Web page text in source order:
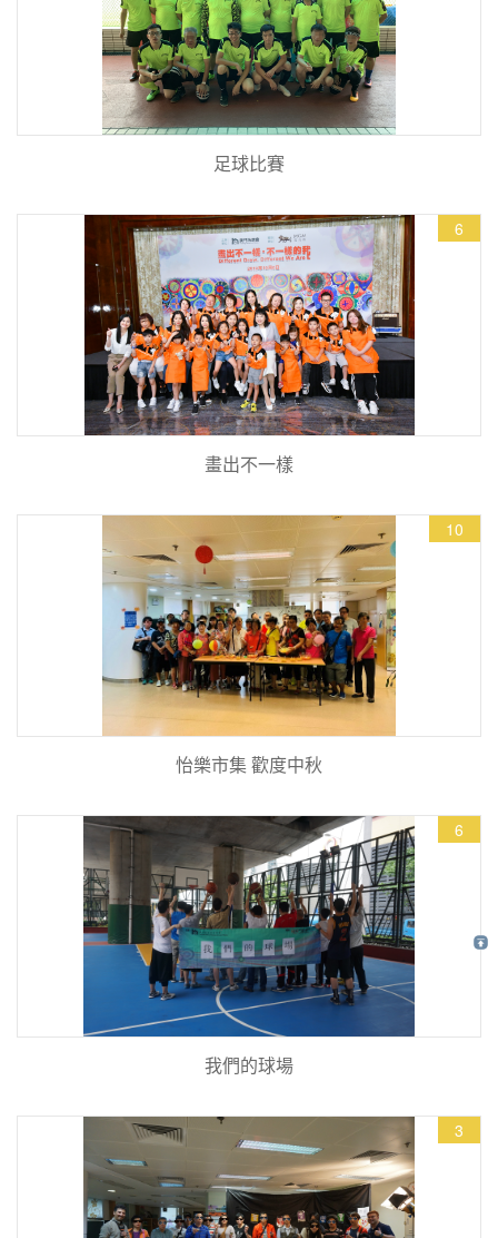
足球比賽
6
畫出不一樣
10
怡樂市集 歡度中秋
6
我們的球場
3